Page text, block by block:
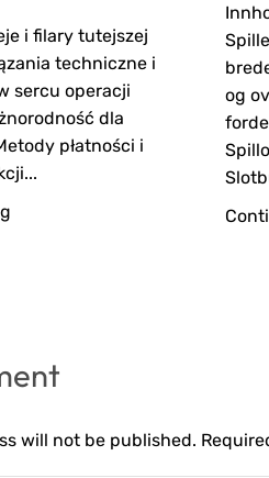
i filary tutejszej
techniczne i
sercu operacji
dla
płatności i
og
will not be published.